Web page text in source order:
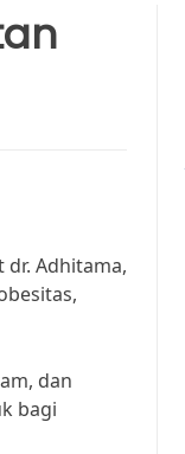
Adhitama,
dan
bagi